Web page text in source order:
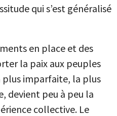
qui s’est généralisé
en place et des
la paix aux peuples
plus imparfaite, la plus
devient peu à peu la
collective. Le